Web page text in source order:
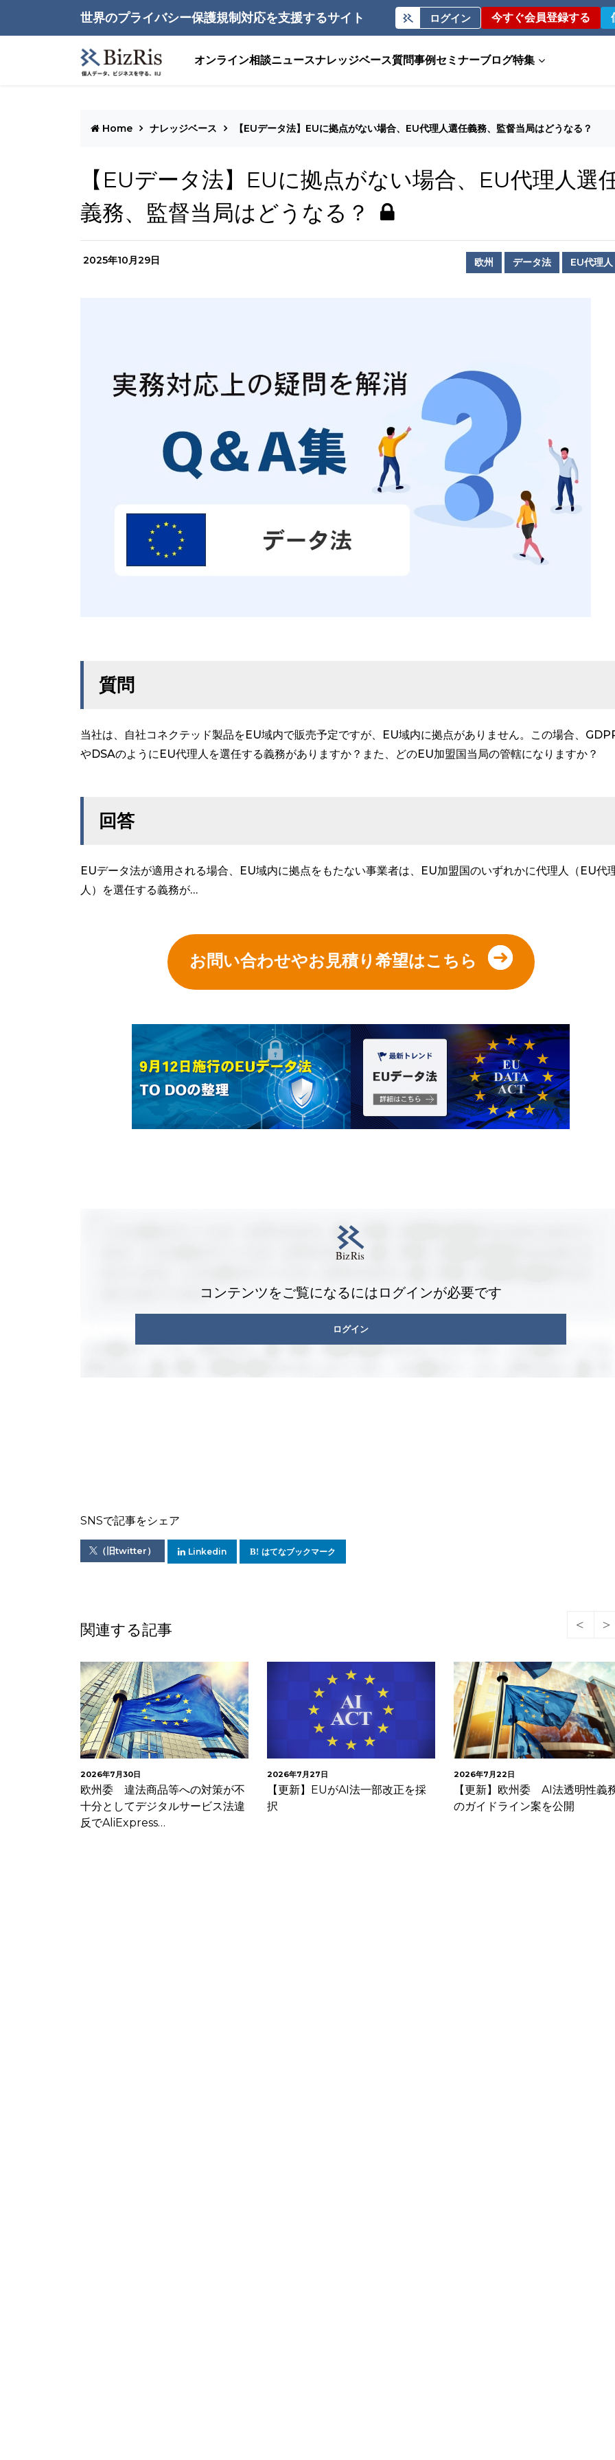
世界のプライバシー保護規制対応を支援するサイト ログイン 今すぐ会員登録する
オンライン相談ニュースナレッジベース質問事例 セミナーブログ特集
Home ナレッジベース 【EUデータ法】EUに拠点がない場合、EU代理人選任義務、監督当局はどうなる？
【EUデータ法】EUに拠点がない場合、EU代理人選
義務、監督当局はどうなる？
2025年10月29日 欧州 データ法 EU代理人
質問
当社は、自社コネクテッド製品をEU域内で販売予定ですが、EU域内に拠点がありません。この場合、
やDSAのようにEU代理人を選任する義務がありますか？また、どのEU加盟国当局の管轄になりますか？
回答
EUデータ法が適用される場合、EU域内に拠点をもたない事業者は、EU加盟国のいずれかに代理人（EU代
人）を選任する義務が…
お問い合わせやお見積り希望はこちら
コンテンツをご覧になるにはログインが必要です
ログイン
SNSで記事をシェア
（旧twitter） Linkedin はてなブックマーク
関連する記事
2026年7月30日
欧州委 違法商品等への対策が不
十分としてデジタルサービス法違
反でAliExpress…
2026年7月27日
【更新】EUがAI法一部改正を採
択
2026年7月22日
【更新】欧州委 AI法透明性義
のガイドライン案を公開